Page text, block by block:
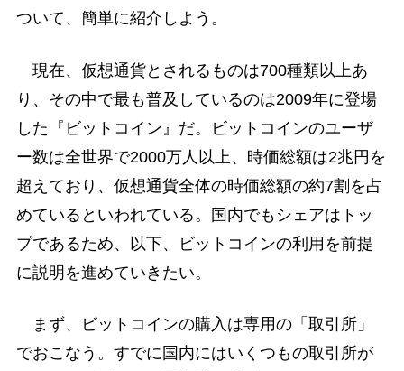
ついて、簡単に紹介しよう。
現在、仮想通貨とされるものは700種類以上あ
り、その中で最も普及しているのは2009年に登場
した『ビットコイン』だ。ビットコインのユーザ
ー数は全世界で2000万人以上、時価総額は2兆円を
超えており、仮想通貨全体の時価総額の約7割を占
めているといわれている。国内でもシェアはトッ
プであるため、以下、ビットコインの利用を前提
に説明を進めていきたい。
まず、ビットコインの購入は専用の「取引所」
でおこなう。すでに国内にはいくつもの取引所が